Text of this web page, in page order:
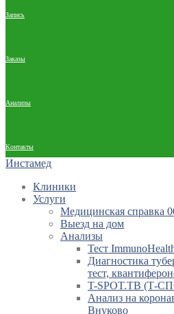
Запись
Заказы
Анализы
Контакты
Инстамед
Клиники
Услуги
Медицинская справка
Выезд на дом
Анализы
Тест
Диагностика
тест,
T-SPOT.TB (Т-
Анализ на
Внуково